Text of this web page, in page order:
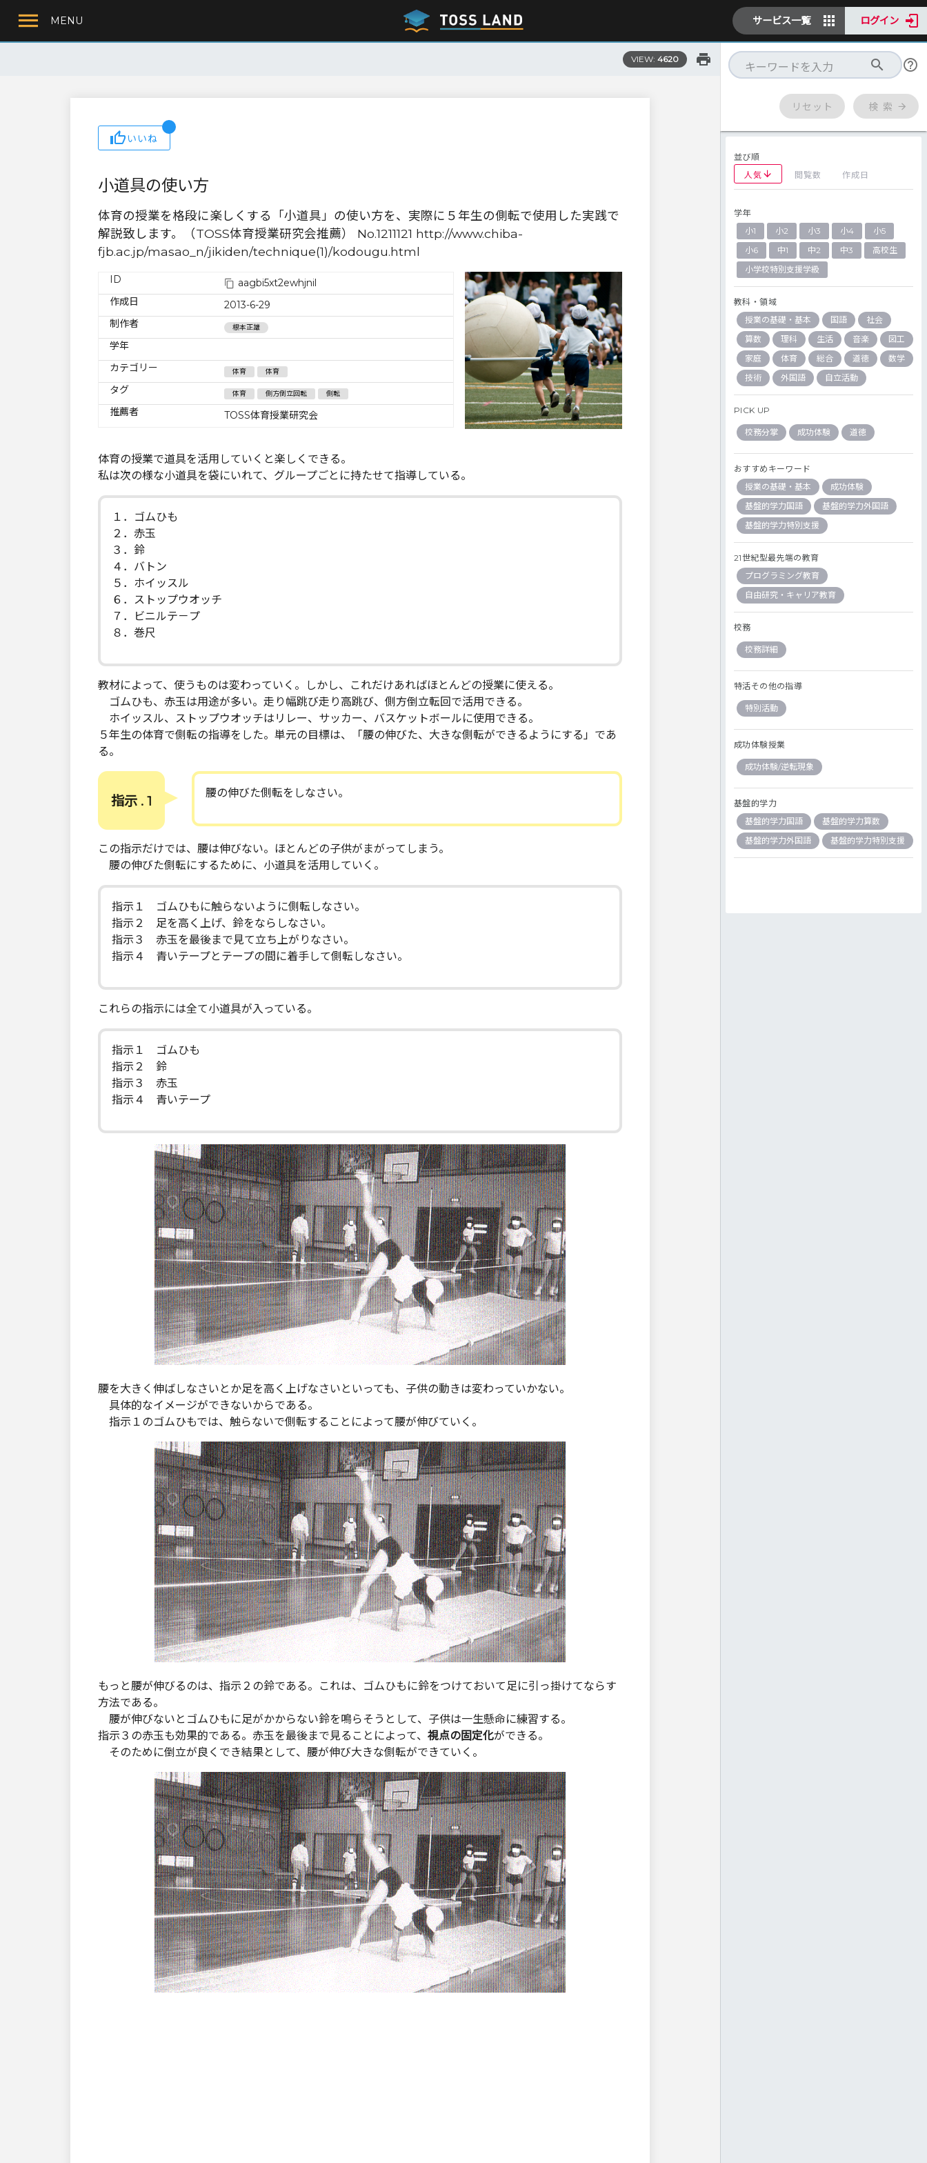
MENU サービス一覧 ログイン
VIEW: 4620
いいね
小道具の使い方
体育の授業を格段に楽しくする「小道具」の使い方を、実際に５年生の側転で使用した実践で
解説致します。（TOSS体育授業研究会推薦） No.1211121 http://www.chiba-
fjb.ac.jp/masao_n/jikiden/technique(1)/kodougu.html
ID
aagbi5xt2ewhjnil
作成日
2013-6-29
制作者
根本正雄
学年
カテゴリー
体育 体育
タグ 体育 側方倒立回転 側転
推薦者 TOSS体育授業研究会
体育の授業で道具を活用していくと楽しくできる。
私は次の様な小道具を袋にいれて、グループごとに持たせて指導している。
１．ゴムひも
２．赤玉
３．鈴
４．バトン
５．ホイッスル
６．ストップウオッチ
７．ビニルテ－プ
８．巻尺
教材によって、使うものは変わっていく。しかし、これだけあればほとんどの授業に使える。
ゴムひも、赤玉は用途が多い。走り幅跳び走り高跳び、側方倒立転回で活用できる。
ホイッスル、ストップウオッチはリレー、サッカー、バスケットボールに使用できる。
５年生の体育で側転の指導をした。単元の目標は、「腰の伸びた、大きな側転ができるようにする」であ
る。
指示 . 1 腰の伸びた側転をしなさい。
この指示だけでは、腰は伸びない。ほとんどの子供がまがってしまう。
腰の伸びた側転にするために、小道具を活用していく。
指示１ ゴムひもに触らないように側転しなさい。
指示２ 足を高く上げ、鈴をならしなさい。
指示３ 赤玉を最後まで見て立ち上がりなさい。
指示４ 青いテープとテープの間に着手して側転しなさい。
これらの指示には全て小道具が入っている。
指示１ ゴムひも
指示２ 鈴
指示３ 赤玉
指示４ 青いテープ
腰を大きく伸ばしなさいとか足を高く上げなさいといっても、子供の動きは変わっていかない。
具体的なイメージができないからである。
指示１のゴムひもでは、触らないで側転することによって腰が伸びていく。
もっと腰が伸びるのは、指示２の鈴である。これは、ゴムひもに鈴をつけておいて足に引っ掛けてならす
方法である。
腰が伸びないとゴムひもに足がかからない鈴を鳴らそうとして、子供は一生懸命に練習する。
指示３の赤玉も効果的である。赤玉を最後まで見ることによって、 視点の固定化ができる。
そのために倒立が良くでき結果として、腰が伸び大きな側転ができていく。
リセット 検 索
並び順
人気
閲覧数 作成日
学年
小1
小2 小3 小4
小5
小6
中1 中2 中3
高校生
小学校特別支援学級
教科・領域
授業の基礎・基本
国語
社会
算数
理科 生活 音楽
図工
家庭
体育 総合 道徳
数学
技術
外国語 自立活動
PICK UP
校務分掌 成功体験 道徳
おすすめキーワード
授業の基礎・基本
成功体験
基盤的学力国語
基盤的学力外国語
基盤的学力特別支援
21世紀型最先端の教育
プログラミング教育
自由研究・キャリア教育
校務
校務詳細
特活その他の指導
特別活動
成功体験授業
成功体験/逆転現象
基盤的学力
基盤的学力国語
基盤的学力算数
基盤的学力外国語
基盤的学力特別支援